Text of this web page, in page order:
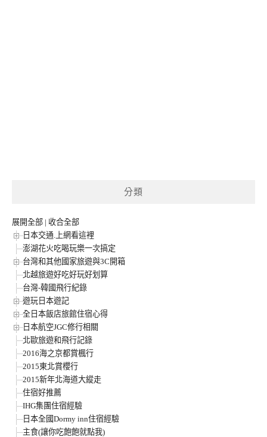
分類
展開全部 | 收合全部
日本交通.上網看這裡
澎湖花火吃喝玩樂一次搞定
台灣和其他國家旅遊與3C開箱
北越旅遊好吃好玩好划算
台灣-韓國飛行紀錄
遊玩日本遊記
全日本飯店旅館住宿心得
日本航空JGC修行相關
北歐旅遊和飛行記錄
2016海之京都賞楓行
2015東北賞櫻行
2015新年北海道大縱走
住宿好推薦
IHG集團住宿經驗
日本全國Dormy inn住宿經驗
主食(讓你吃飽飽就點我)